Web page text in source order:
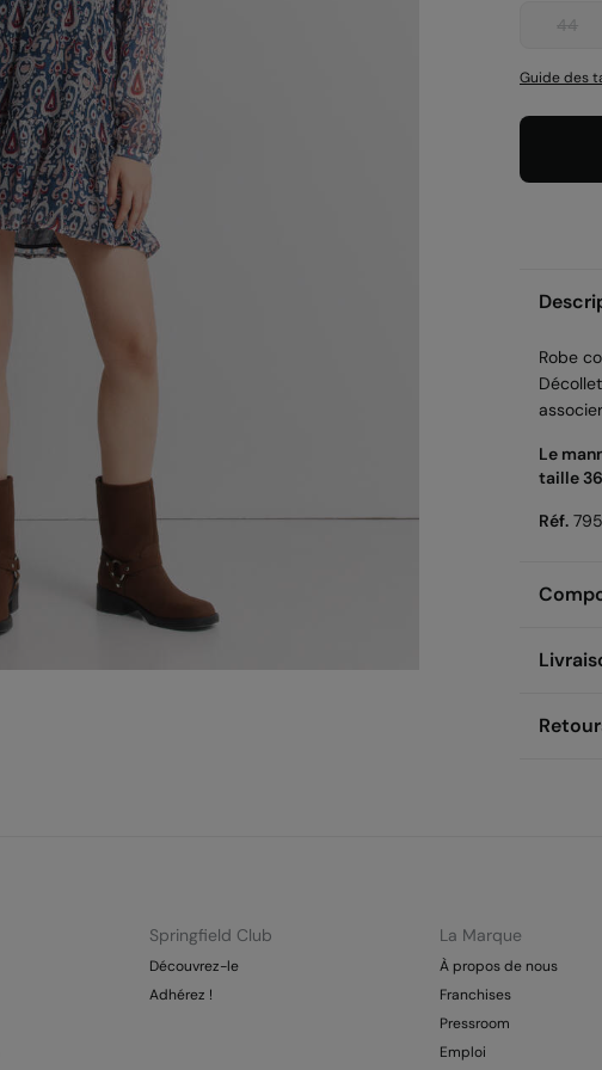
44
Guide des
Robe
Le
taille
Réf.
Springfield Club
Découvrez-le
Adhérez !
La Marque
À propos de nous
Franchises
Pressroom
Emploi